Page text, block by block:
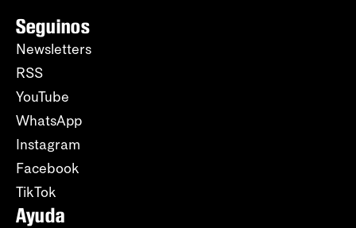
Seguinos
Newsletters
RSS
YouTube
WhatsApp
Instagram
Facebook
TikTok
Ayuda